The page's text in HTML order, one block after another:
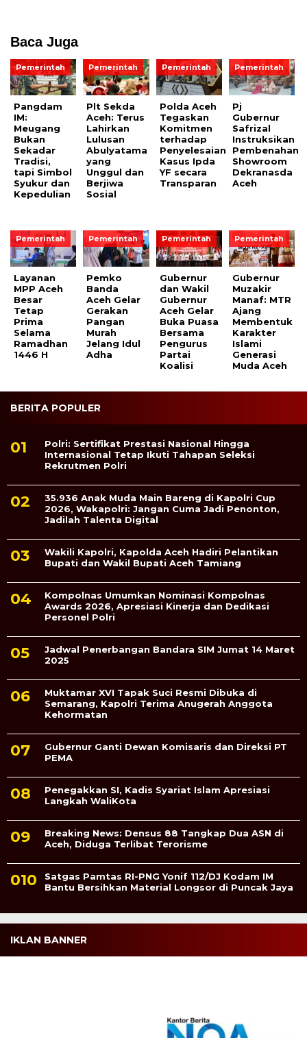
Baca Juga
Pemerintah
Pangdam
IM:
Meugang
Bukan
Sekadar
Tradisi,
tapi Simbol
Syukur dan
Kepedulian
Pemerintah
Plt Sekda
Aceh: Terus
Lahirkan
Lulusan
Abulyatama
yang
Unggul dan
Berjiwa
Sosial
Pemerintah
Polda Aceh
Tegaskan
Komitmen
terhadap
Penyelesaian
Kasus Ipda
YF secara
Transparan
Pemerintah
Pj
Gubernur
Safrizal
Instruksikan
Pembenahan
Showroom
Dekranasda
Aceh
Pemerintah
Layanan
MPP Aceh
Besar
Tetap
Prima
Selama
Ramadhan
1446 H
Pemerintah
Pemko
Banda
Aceh Gelar
Gerakan
Pangan
Murah
Jelang Idul
Adha
Pemerintah
Gubernur
dan Wakil
Gubernur
Aceh Gelar
Buka Puasa
Bersama
Pengurus
Partai
Koalisi
Pemerintah
Gubernur
Muzakir
Manaf: MTR
Ajang
Membentuk
Karakter
Islami
Generasi
Muda Aceh
BERITA POPULER
Polri: Sertifikat Prestasi Nasional Hingga
Internasional Tetap Ikuti Tahapan Seleksi
Rekrutmen Polri
35.936 Anak Muda Main Bareng di Kapolri Cup
2026, Wakapolri: Jangan Cuma Jadi Penonton,
Jadilah Talenta Digital
Wakili Kapolri, Kapolda Aceh Hadiri Pelantikan
Bupati dan Wakil Bupati Aceh Tamiang
Kompolnas Umumkan Nominasi Kompolnas
Awards 2026, Apresiasi Kinerja dan Dedikasi
Personel Polri
Jadwal Penerbangan Bandara SIM Jumat 14 Maret
2025
Muktamar XVI Tapak Suci Resmi Dibuka di
Semarang, Kapolri Terima Anugerah Anggota
Kehormatan
Gubernur Ganti Dewan Komisaris dan Direksi PT
PEMA
Penegakkan SI, Kadis Syariat Islam Apresiasi
Langkah WaliKota
Breaking News: Densus 88 Tangkap Dua ASN di
Aceh, Diduga Terlibat Terorisme
Satgas Pamtas RI-PNG Yonif 112/DJ Kodam IM
Bantu Bersihkan Material Longsor di Puncak Jaya
IKLAN BANNER